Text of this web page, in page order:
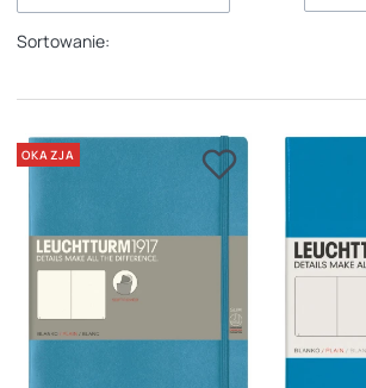
Sortowanie:
OKAZJA